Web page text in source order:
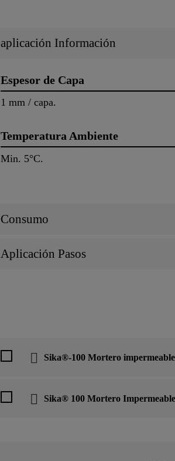
aplicación Información
Espesor de Capa
1 mm / capa.
Temperatura Ambiente
Min. 5°C.
Consumo
Aplicación Pasos
Sika®-100 Mortero impermeable
Sika® 100 Mortero